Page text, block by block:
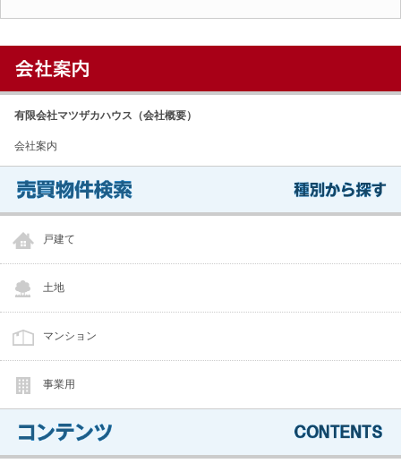
有限会社マツザカハウス（会社概要）
会社案内
戸建て
土地
マンション
事業用